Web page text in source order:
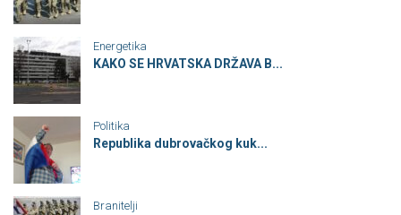
Energetika
KAKO SE HRVATSKA DRŽAVA B...
Politika
Republika dubrovačkog kuk...
Branitelji